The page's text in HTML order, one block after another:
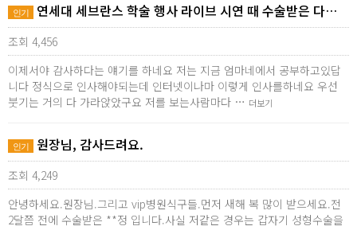
인기 연세대 세브란스 학술 행사 라이브 시연 때 수술받은 다…
조회 4,456
이제서야 감사하다는 얘기를 하네요 저는 지금 엄마네에서 공부하고있답
니다 정식으로 인사해야되는데 인터넷이나마 이렇게 인사를하네요 우선
붓기는 거의 다 가라앉았구요 저를 보는사람마다 … 더보기
인기 원장님, 감사드려요.
조회 4,249
안녕하세요.원장님.그리고 vip병원식구들.먼저 새해 복 많이 받으세요.전
2달쯤 전에 수술받은 **정 입니다.사실 저같은 경우는 갑자기 성형수술을